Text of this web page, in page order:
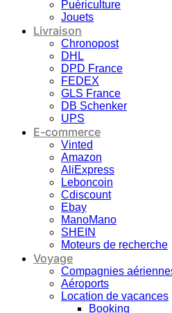
Puériculture
Jouets
Livraison
Chronopost
DHL
DPD France
FEDEX
GLS France
DB Schenker
UPS
E-commerce
Vinted
Amazon
AliExpress
Leboncoin
Cdiscount
Ebay
ManoMano
SHEIN
Moteurs de recherche
Voyage
Compagnies
Aéroports
Location de vacances
Booking